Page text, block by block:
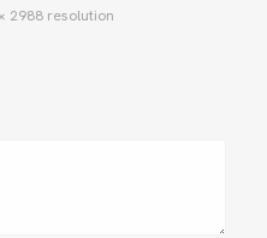
2988 resolution